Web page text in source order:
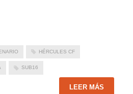
HÉRCULES CF
SUB16
LEER MÁS